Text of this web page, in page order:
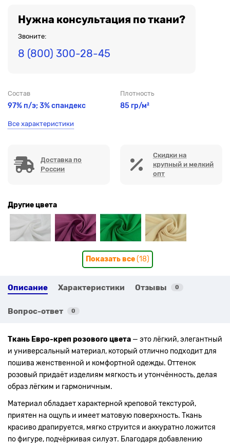
Нужна консультация по ткани?
Звоните:
8 (800) 300-28-45
Состав
97% п/э; 3% спандекс
Плотность
85 гр/м²
Все характеристики
Доставка по
России
Скидки на
крупный и мелкий
опт
Другие цвета
Показать все(18)
Описание Характеристики Отзывы 0
Вопрос-ответ 0
Ткань Евро-креп розового цвета — это лёгкий, элегантный
и универсальный материал, который отлично подходит для
пошива женственной и комфортной одежды. Оттенок
розовый придаёт изделиям мягкость и утончённость, делая
образ лёгким и гармоничным.
Материал обладает характерной креповой текстурой,
приятен на ощупь и имеет матовую поверхность. Ткань
красиво драпируется, мягко струится и аккуратно ложится
по фигуре, подчёркивая силуэт. Благодаря добавлению